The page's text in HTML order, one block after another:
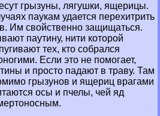
грызуны, лягушки, ящерицы.
паукам удается перехитрить
. Им свойственно защищаться.
паутину, нити которой
тех, кто собрался
Если это не помогает,
и просто падают в траву. Там
грызунов и ящериц врагами
осы и пчелы, чей яд